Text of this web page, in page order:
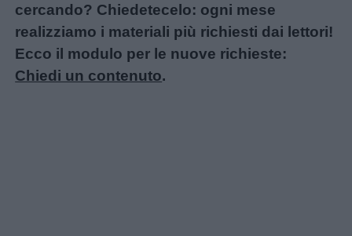
cercando? Chiedetecelo: ogni mese
realizziamo i materiali più richiesti dai lettori!
Ecco il modulo per le nuove richieste:
Chiedi un contenuto.